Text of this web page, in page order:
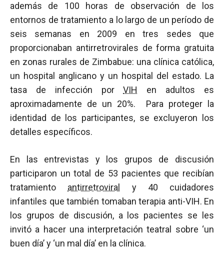
además de 100 horas de observación de los
entornos de tratamiento a lo largo de un período de
seis semanas en 2009 en tres sedes que
proporcionaban antirretrovirales de forma gratuita
en zonas rurales de Zimbabue: una clínica católica,
un hospital anglicano y un hospital del estado. La
tasa de infección porVIH
en adultos es
aproximadamente de un 20%. Para proteger la
identidad de los participantes, se excluyeron los
detalles específicos.
En las entrevistas y los grupos de discusión
participaron un total de 53 pacientes que recibían
tratamiento antirretroviral
y 40 cuidadores
infantiles que también tomaban terapia anti-VIH. En
los grupos de discusión, a los pacientes se les
invitó a hacer una interpretación teatral sobre ‘un
buen día’ y ‘un mal día’ en la clínica.